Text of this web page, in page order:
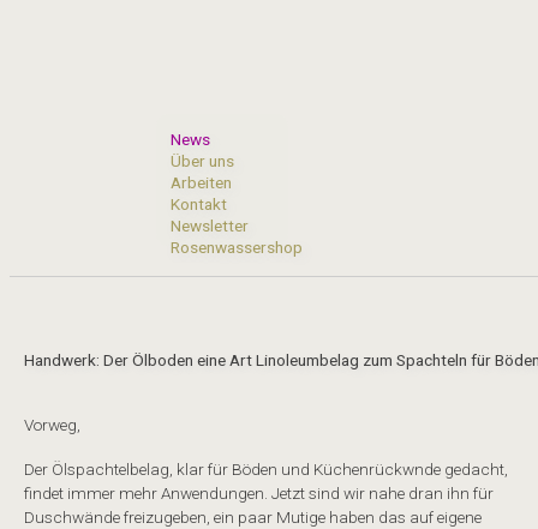
News
Über uns
Arbeiten
Kontakt
Newsletter
Rosenwassershop
Handwerk: Der Ölboden eine Art Linoleumbelag zum Spachteln für
Vorweg,
Der Ölspachtelbelag, klar für Böden und Küchenrückwnde gedacht,
findet immer mehr Anwendungen. Jetzt sind wir nahe dran ihn für
Duschwände freizugeben, ein paar Mutige haben das auf eigene